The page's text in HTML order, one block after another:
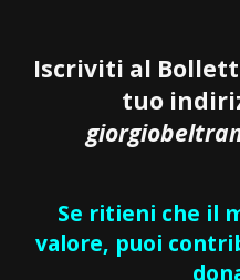
Iscriviti al
tuo
Se ritieni che il
valore, puoi